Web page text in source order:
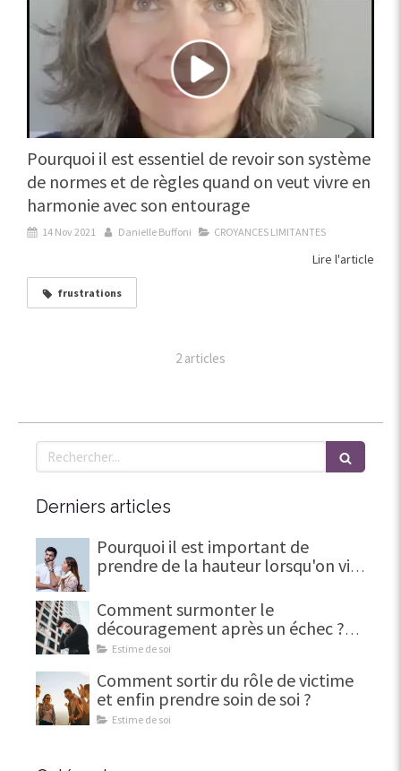
Pourquoi il est essentiel de revoir son système
de normes et de règles quand on veut vivre en
harmonie avec son entourage
14 Nov 2021 Danielle Buffoni CROYANCES LIMITANTES
Lire l'article
frustrations
2 articles
Rechercher
Derniers articles
Pourquoi il est important de
prendre de la hauteur lorsqu'on vit
Comment surmonter le
découragement après un échec ?
(Et en faire une force)
Estime de soi
Comment sortir du rôle de victime
et enfin prendre soin de soi ?
Estime de soi